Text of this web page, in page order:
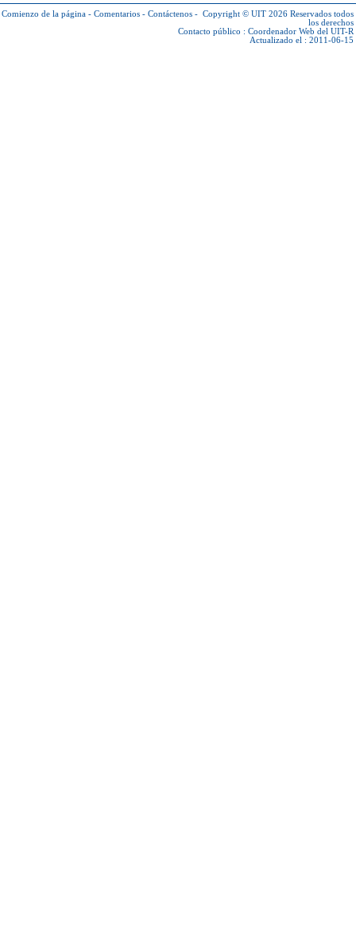
Comienzo de la página - Comentarios - Contáctenos - Copyright © UIT 2026 Reservados todos
los derechos
Contacto público : Coordenador Web del UIT-R
Actualizado el : 2011-06-15